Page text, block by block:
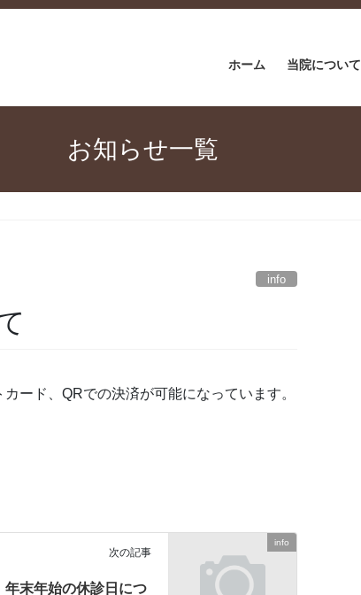
ホーム 当院について
お知らせ一覧
info
ード、QRでの決済が可能になっています。
info
次の記事
年末年始の休診日につ